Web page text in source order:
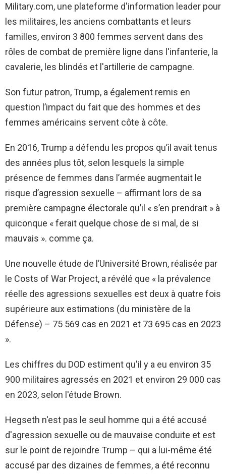
Military.com, une plateforme d'information leader pour
les militaires, les anciens combattants et leurs
familles, environ 3 800 femmes servent dans des
rôles de combat de première ligne dans l'infanterie, la
cavalerie, les blindés et l'artillerie de campagne.
Son futur patron, Trump, a également remis en
question l’impact du fait que des hommes et des
femmes américains servent côte à côte.
En 2016, Trump a défendu les propos qu’il avait tenus
des années plus tôt, selon lesquels la simple
présence de femmes dans l’armée augmentait le
risque d’agression sexuelle – affirmant lors de sa
première campagne électorale qu’il « s’en prendrait » à
quiconque « ferait quelque chose de si mal, de si
mauvais ». comme ça.
Une nouvelle étude de l’Université Brown, réalisée par
le Costs of War Project, a révélé que « la prévalence
réelle des agressions sexuelles est deux à quatre fois
supérieure aux estimations (du ministère de la
Défense) – 75 569 cas en 2021 et 73 695 cas en 2023
».
Les chiffres du DOD estiment qu'il y a eu environ 35
900 militaires agressés en 2021 et environ 29 000 cas
en 2023, selon l'étude Brown.
Hegseth n'est pas le seul homme qui a été accusé
d'agression sexuelle ou de mauvaise conduite et est
sur le point de rejoindre Trump – qui a lui-même été
accusé par des dizaines de femmes, a été reconnu